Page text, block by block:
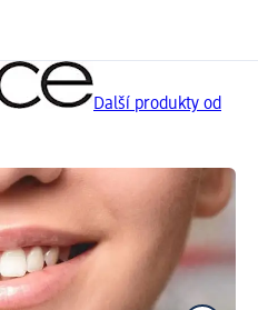
Další produkty od